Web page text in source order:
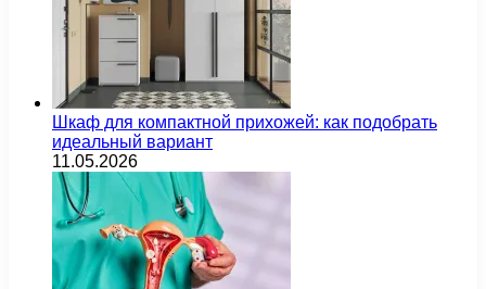
Шкаф для компактной прихожей: как подобрать
идеальный вариант
11.05.2026